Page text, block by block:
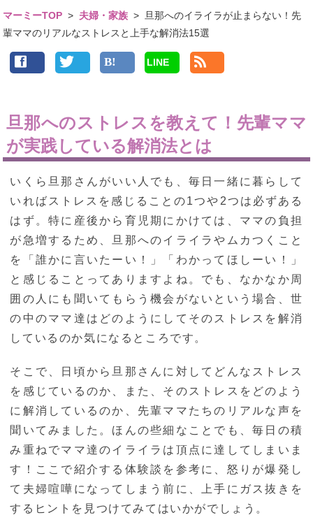
マーミーTOP > 夫婦・家族 >
旦那へのイライラが止まらない！先
輩ママのリアルなストレスと上手な解消法15選
LINE
旦那へのストレスを教えて！先輩ママ
が実践している解消法とは
いくら旦那さんがいい人でも、毎日一緒に暮らして
いればストレスを感じることの1つや2つは必ずある
はず。特に産後から育児期にかけては、ママの負担
が急増するため、旦那へのイライラやムカつくこと
を「誰かに言いたーい！」「わかってほしーい！」
と感じることってありますよね。でも、なかなか周
囲の人にも聞いてもらう機会がないという場合、世
の中のママ達はどのようにしてそのストレスを解消
しているのか気になるところです。
そこで、日頃から旦那さんに対してどんなストレス
を感じているのか、また、そのストレスをどのよう
に解消しているのか、先輩ママたちのリアルな声を
聞いてみました。ほんの些細なことでも、毎日の積
み重ねでママ達のイライラは頂点に達してしまいま
す！ここで紹介する体験談を参考に、怒りが爆発し
て夫婦喧嘩になってしまう前に、上手にガス抜きを
するヒントを見つけてみてはいかがでしょう。